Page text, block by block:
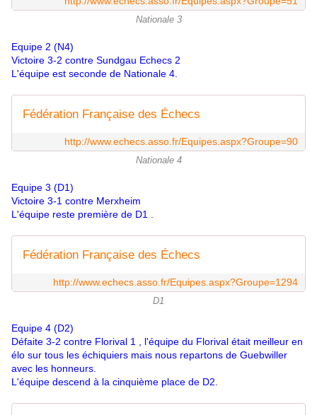
Nationale 3
Equipe 2 (N4)
Victoire 3-2 contre Sundgau Echecs 2
L'équipe est seconde de Nationale 4.
Fédération Française des Échecs
http://www.echecs.asso.fr/Equipes.aspx?Groupe=90
Nationale 4
Equipe 3 (D1)
Victoire 3-1 contre Merxheim
L'équipe reste première de D1 .
Fédération Française des Échecs
http://www.echecs.asso.fr/Equipes.aspx?Groupe=1294
D1
Equipe 4 (D2)
Défaite 3-2 contre Florival 1 , l'équipe du Florival était meilleur en
élo sur tous les échiquiers mais nous repartons de Guebwiller
avec les honneurs.
L'équipe descend à la cinquième place de D2.